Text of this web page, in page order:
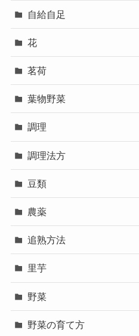
自給自足
花
茗荷
葉物野菜
調理
調理法方
豆類
農薬
追熟方法
里芋
野菜
野菜の育て方